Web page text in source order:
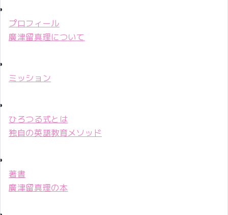
プロフィール
廣津留真理について
ミッション
ひろつる式とは
独自の英語教育メソッド
著書
廣津留真理の本